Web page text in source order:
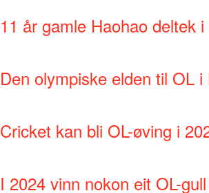
11 år gamle Haohao deltek
Den olympiske elden til OL
Cricket kan bli OL-øving i
I 2024 vinn nokon eit OL-